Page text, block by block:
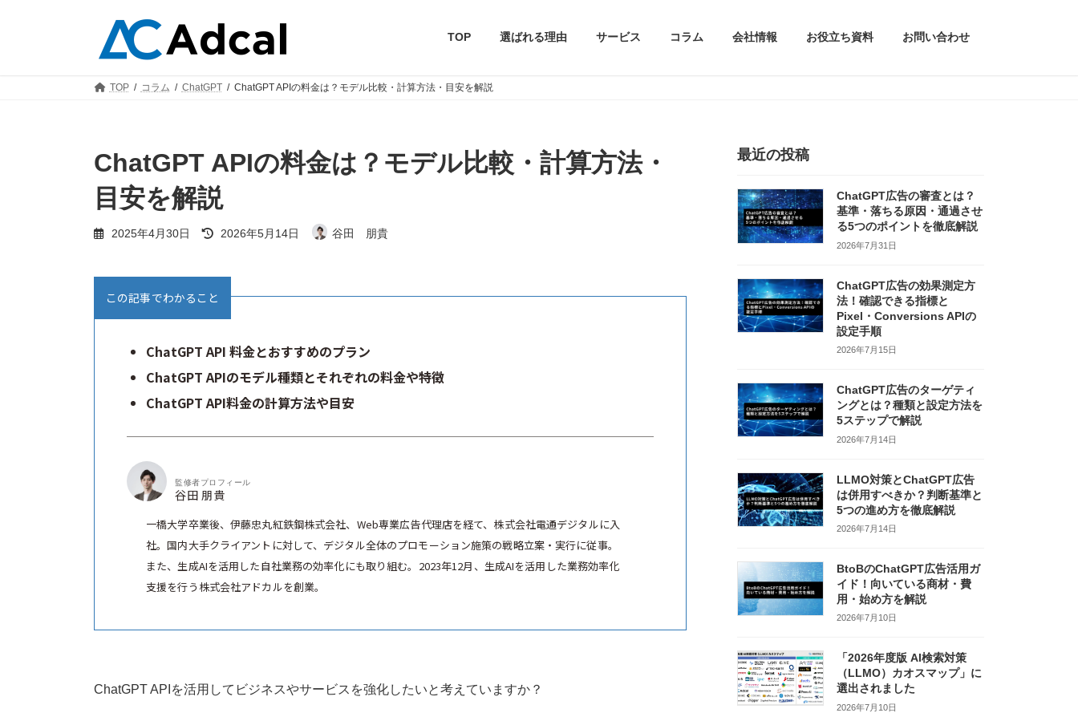
TOP 選ばれる理由 サービス コラム 会社情報 お役立ち資料 お問い合わせ
TOP コラム ChatGPT ChatGPT APIの料金は？モデル比較・計算方法・目安を解説
ChatGPT APIの料金は？モデル比較・計算方法・
目安を解説
2025年4月30日
最
終
時
2026年5月14日 谷田 朋貴
この記事でわかること
ChatGPT API 料金とおすすめのプラン
ChatGPT APIのモデル種類とそれぞれの料金や特徴
ChatGPT API料金の計算方法や目安
監修者プロフィール
谷田 朋貴
一橋大学卒業後、伊藤忠丸紅鉄鋼株式会社、Web専業広告代理店を経て、株式会社電通デジタルに入
社。国内大手クライアントに対して、デジタル全体のプロモーション施策の戦略立案・実行に従事。
また、生成AIを活用した自社業務の効率化にも取り組む。2023年12月、生成AIを活用した業務効率化
支援を行う株式会社アドカルを創業。
ChatGPT APIを活用してビジネスやサービスを強化したいと考えていますか？
最近の投稿
ChatGPT広告の審査とは？
基準・落ちる原因・通過させ
る5つのポイントを徹底解説
2026年7月31日
ChatGPT広告の効果測定方
法！確認できる指標と
Pixel・Conversions APIの
設定手順
2026年7月15日
ChatGPT広告のターゲティ
ングとは？種類と設定方法を
5ステップで解説
2026年7月14日
LLMO対策とChatGPT広告
は併用すべきか？判断基準と
5つの進め方を徹底解説
2026年7月14日
BtoBのChatGPT広告活用ガ
イド！向いている商材・費
用・始め方を解説
2026年7月10日
「2026年度版 AI検索対策
（LLMO）カオスマップ」に
選出されました
2026年7月10日